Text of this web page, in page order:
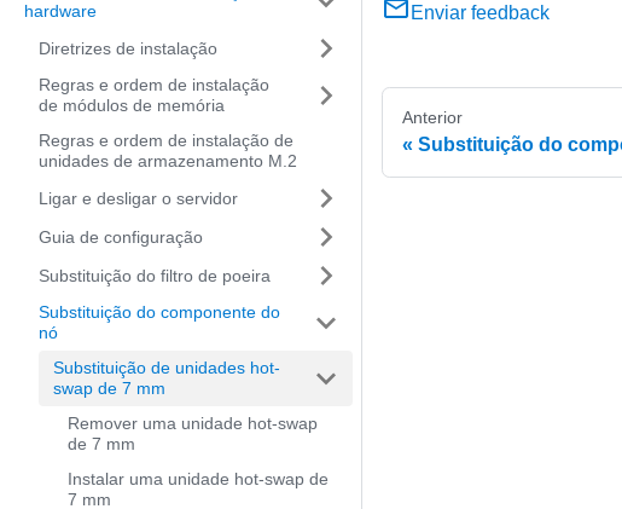
hardware
Diretrizes de instalação
Regras e ordem de instalação
de módulos de memória
Regras e ordem de instalação de
unidades de armazenamento M.2
Ligar e desligar o servidor
Guia de configuração
Substituição do filtro de poeira
Substituição do componente do
nó
Substituição de unidades hot-
swap de 7 mm
Remover uma unidade hot-swap
de 7 mm
Instalar uma unidade hot-swap de
7 mm
Enviar feedback
Anterior
Substituição do